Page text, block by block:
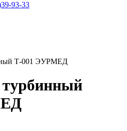
93-33
Т-001 ЭУРМЕД